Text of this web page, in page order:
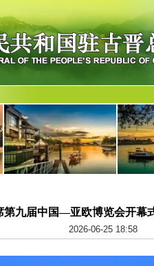
第九届中国—亚欧博览会开幕
2026-06-25 18:58